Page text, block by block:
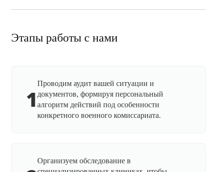
Этапы работы с нами
1
Проводим аудит вашей ситуации и
документов, формируя персональный
алгоритм действий под особенности
конкретного военного комиссариата.
Организуем обследование в